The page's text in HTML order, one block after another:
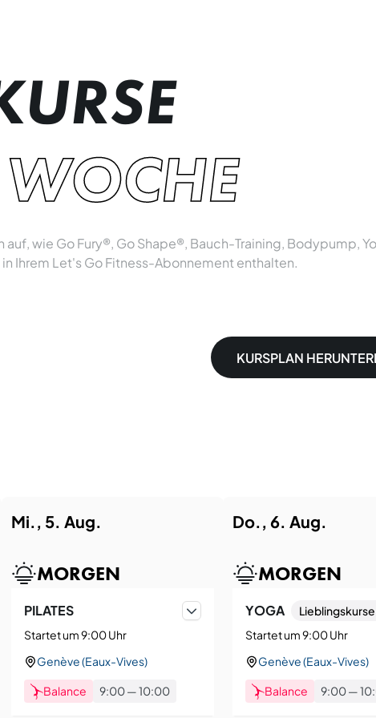
wie Go Fury®, Go Shape®, Bauch-Training, Bodypump,
Ihrem Let's Go Fitness-Abonnement enthalten.
KURSPLAN
Mi., 5. Aug.
MORGEN
PILATES
Startet um 9:00 Uhr
Genève (Eaux-Vives)
Balance 9:00—10:00
Do., 6. Aug.
MORGEN
YOGA
Startet um 9:00 Uhr
Genève (Eaux-Vives)
Balance 9:00—